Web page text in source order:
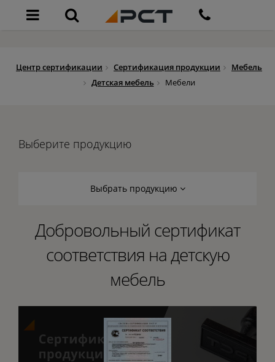
Центр сертификации Сертификация продукции
Мебель
Детская мебель
Мебели
Выберите продукцию
Выбрать продукцию
Добровольный сертификат
соответствия на детскую
мебель